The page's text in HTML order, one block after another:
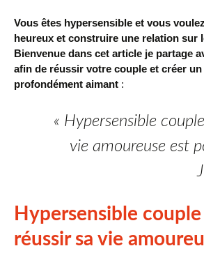
Vous êtes hypersensible et vous
heureux et construire une relation sur
Bienvenue dans cet article je partage
afin de réussir votre couple et créer
profondément aimant :
« Hypersensible
vie amoureuse est
Hypersensible
réussir sa vie